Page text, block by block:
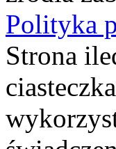
Polityka
Strona